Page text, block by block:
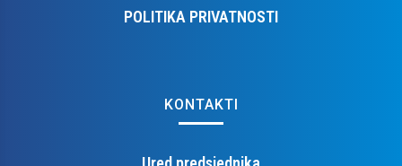
POLITIKA PRIVATNOSTI
KONTAKTI